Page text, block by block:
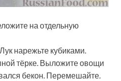
на отдельную
нарежьте кубиками.
тёрке. Выложите овощи
бекон. Перемешайте.